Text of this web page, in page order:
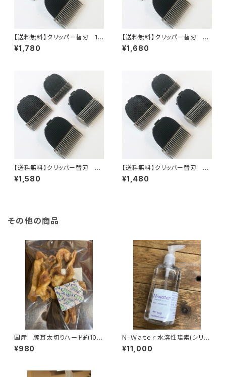
【送料無料】クリッパー替刃 12
mm
¥1,780
【送料無料】クリッパー替刃 9
mm
¥1,680
【送料無料】クリッパー替刃 6
mm
¥1,580
【送料無料】クリッパー替刃 3
mm
¥1,480
その他の商品
国産 豚耳太切りハード約100
g
¥980
N-Ｗａｔｅｒ 水溶性珪素(シリ
カ) 500ml
¥11,000